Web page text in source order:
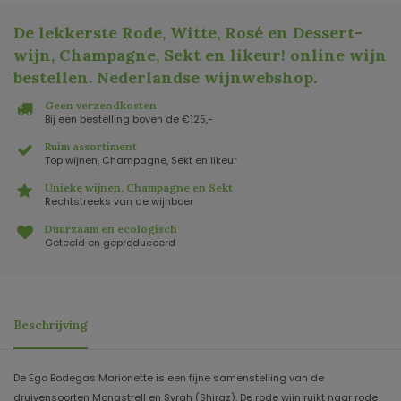
De lekkerste Rode, Witte, Rosé en Dessert-
wijn, Champagne, Sekt en likeur! online wijn
bestellen. Nederlandse wijnwebshop.
Geen verzendkosten
Bij een bestelling boven de €125,-
Ruim assortiment
Top wijnen, Champagne, Sekt en likeur
Unieke wijnen, Champagne en Sekt
Rechtstreeks van de wijnboer
Duurzaam en ecologisch
Geteeld en geproduceerd
Beschrijving
De Ego Bodegas Marionette is een fijne samenstelling van de
druivensoorten Monastrell en Syrah (Shiraz). De rode wijn ruikt naar rode